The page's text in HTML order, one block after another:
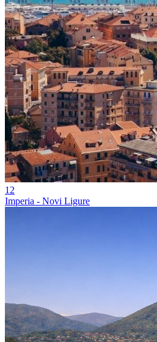
12
Imperia - Novi Ligure